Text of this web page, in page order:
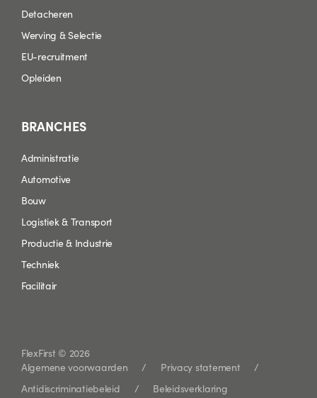
Detacheren
Werving & Selectie
EU-recruitment
Opleiden
BRANCHES
Administratie
Automotive
Bouw
Logistiek & Transport
Productie & Industrie
Techniek
Facilitair
FlexFirst © 2026
Algemene voorwaarden
Privacy statement
Antidiscriminatiebeleid
Beleidsverklaring